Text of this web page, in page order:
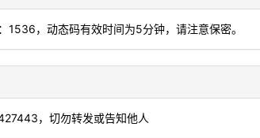
1536，动态码有效时间为5分钟，请注意保密。
，切勿转发或告知他人